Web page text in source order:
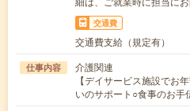
交通費
交通費支給（規定有）
仕事内容
介護関連
【デイサービス施設でお
いのサポート○食事のお